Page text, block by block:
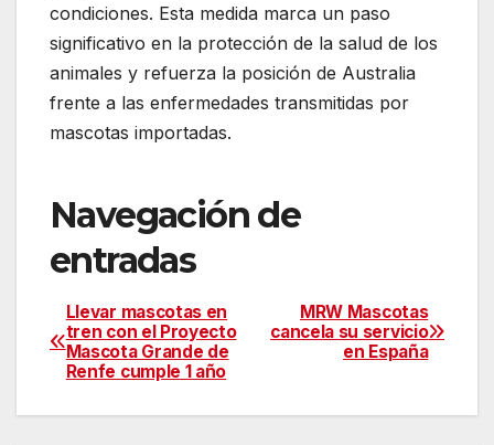
condiciones. Esta medida marca un paso
significativo en la protección de la salud de los
animales y refuerza la posición de Australia
frente a las enfermedades transmitidas por
mascotas importadas.
Navegación de
entradas
MRW Mascotas
cancela su servicio
en España
Llevar mascotas en
tren con el Proyecto
Mascota Grande de
Renfe cumple 1 año